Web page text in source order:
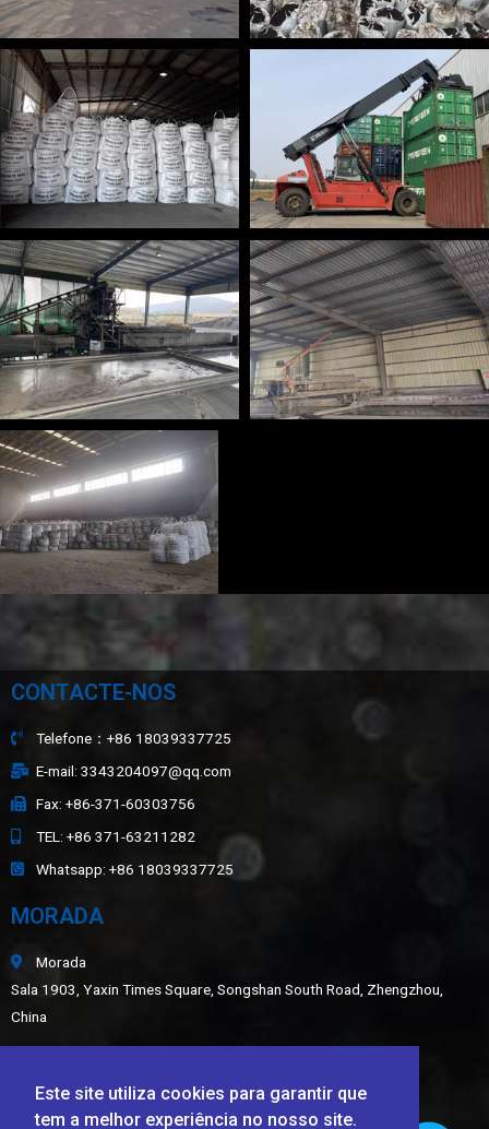
Este site utiliza cookies para garantir que
tem a melhor experiência no nosso site.
CONTACTE-NOS
Telefone：+86 18039337725
E-mail: 3343204097@qq.com
Fax: +86-371-60303756
TEL: +86 371-63211282
Whatsapp: +86 18039337725
MORADA
Morada
Sala 1903, Yaxin Times Square, Songshan South Road, Zhengzhou,
China
ÚLTIMAS NOTÍCIAS